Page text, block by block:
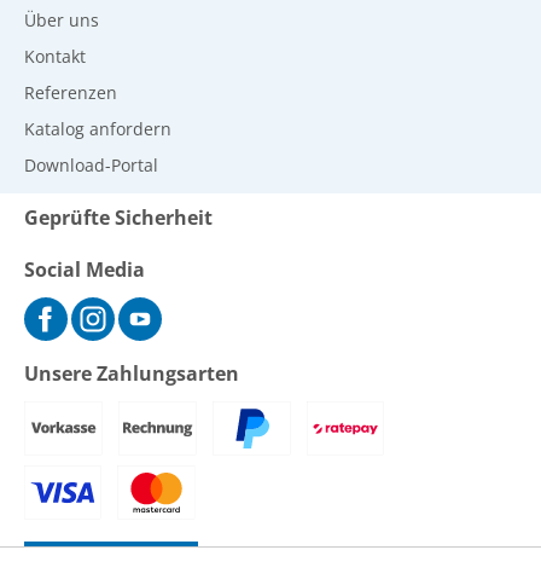
Über uns
Kontakt
Referenzen
Katalog anfordern
Download-Portal
Geprüfte Sicherheit
Social Media
Unsere Zahlungsarten